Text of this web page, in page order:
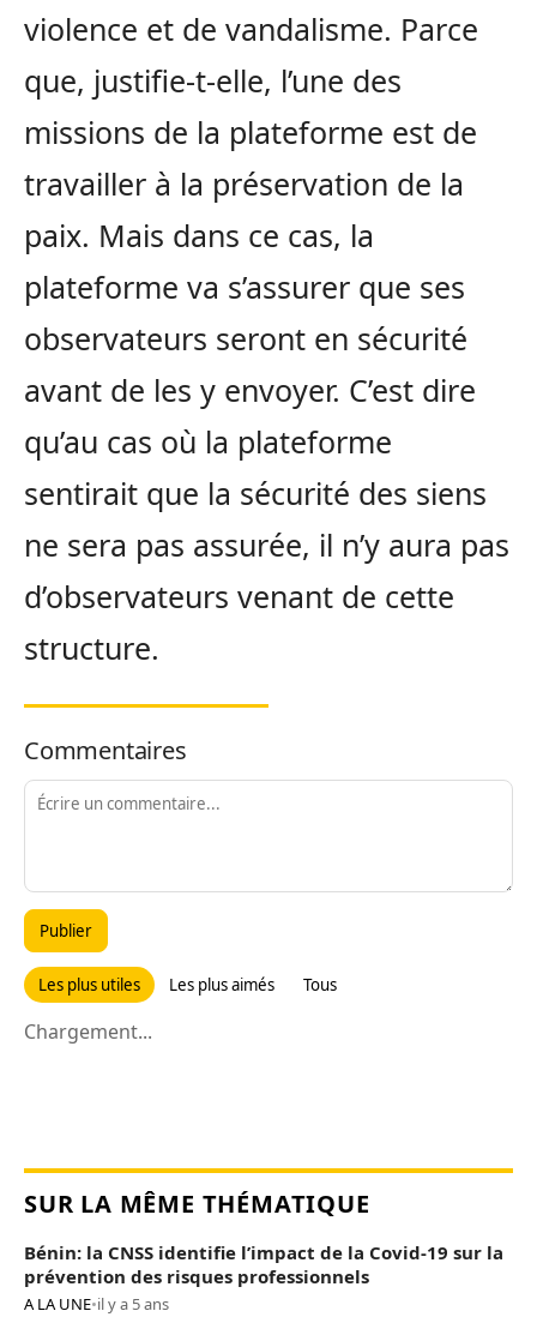
violence et de vandalisme. Parce
que, justifie-t-elle, l’une des
missions de la plateforme est de
travailler à la préservation de la
paix. Mais dans ce cas, la
plateforme va s’assurer que ses
observateurs seront en sécurité
avant de les y envoyer. C’est dire
qu’au cas où la plateforme
sentirait que la sécurité des siens
ne sera pas assurée, il n’y aura pas
d’observateurs venant de cette
structure.
Commentaires
Publier
Les plus utiles Les plus aimés Tous
Chargement...
SUR LA MÊME THÉMATIQUE
Bénin: la CNSS identifie l’impact de la Covid-19 sur la
prévention des risques professionnels
A LA UNE•il y a 5 ans